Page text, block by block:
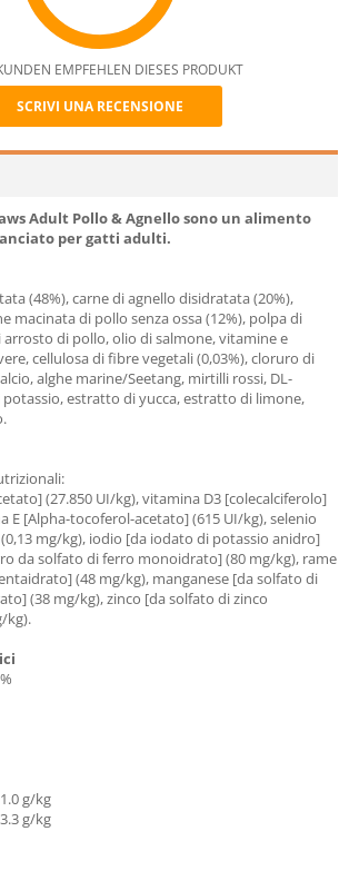
Recommend
EMPFEHLEN DIESES PRODUKT
SCRIVI UNA RECENSIONE
Adult Pollo & Agnello sono un alimento
per gatti adulti.
(48%), carne di agnello disidratata (20%),
macinata di pollo senza ossa (12%), polpa di
di pollo, olio di salmone, vitamine e
cellulosa di fibre vegetali (0,03%), cloruro di
alghe marine/Seetang, mirtilli rossi, DL-
estratto di yucca, estratto di limone,
(27.850 UI/kg), vitamina D3 [colecalciferolo]
E [Alpha-tocoferol-acetato] (615 UI/kg), selenio
mg/kg), iodio [da iodato di potassio anidro]
da solfato di ferro monoidrato] (80 mg/kg), rame
(48 mg/kg), manganese [da solfato di
(38 mg/kg), zinco [da solfato di zinco
kg).
g/kg
g/kg